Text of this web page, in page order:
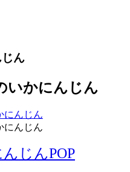
じん
いかにんじん
じんPOP